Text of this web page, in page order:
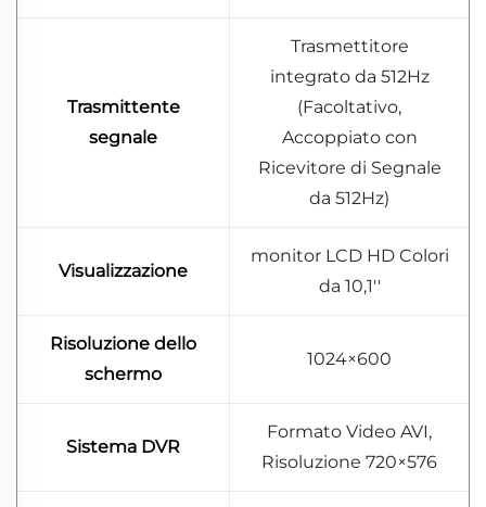
Trasmittente
segnale
Trasmettitore
integrato da 512Hz
(Facoltativo,
Accoppiato con
Ricevitore di Segnale
da 512Hz)
Visualizzazione
monitor LCD HD Colori
da 10,1''
Risoluzione dello
schermo
1024×600
Sistema DVR
Formato Video AVI,
Risoluzione 720×576